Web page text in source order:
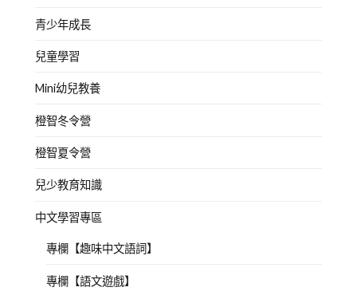
青少年成長
兒童學習
Mini幼兒教養
橙智冬令營
橙智夏令營
兒少教育知識
中文學習專區
專欄【趣味中文語詞】
專欄【語文遊戲】